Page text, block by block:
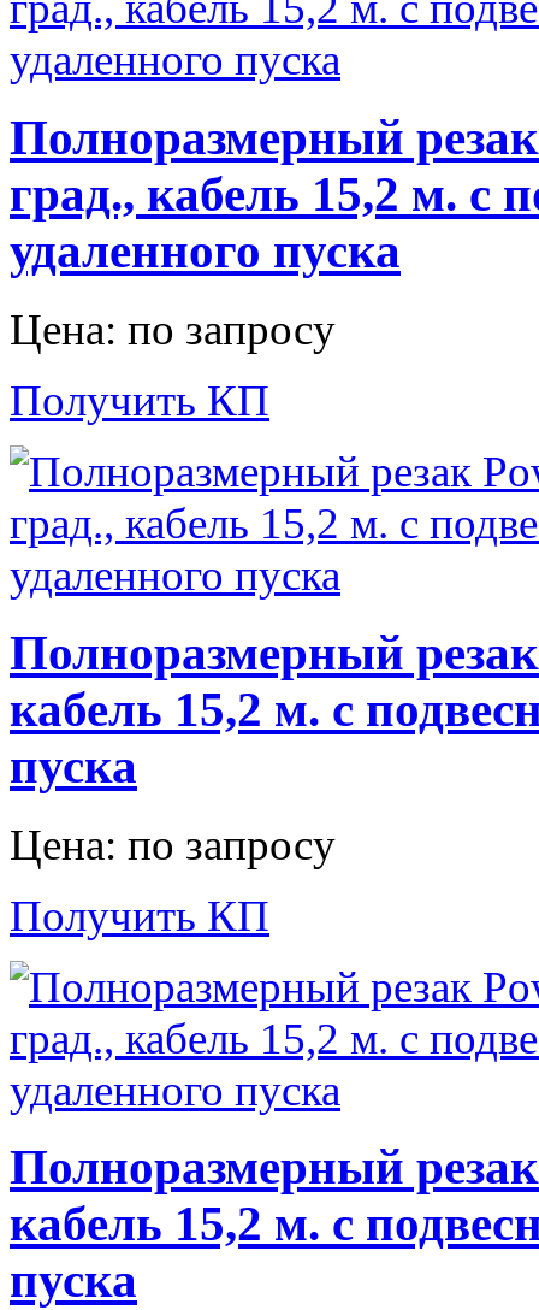
Полноразмерный
град., кабель 15,2 м. с
удаленного пуска
Цена: по запросу
Получить КП
Полноразмерный
кабель 15,2 м. с
пуска
Цена: по запросу
Получить КП
Полноразмерный
кабель 15,2 м. с
пуска